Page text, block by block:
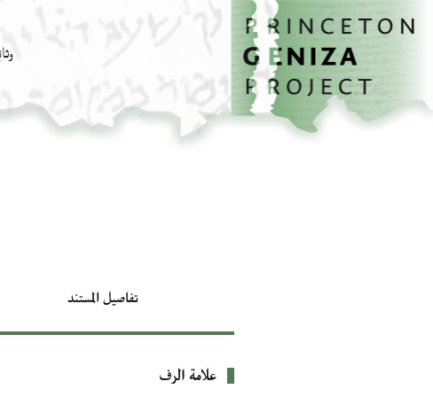
تخطي إلى المحتوى الرئيسي
الصفحة الرئيسية
تفاصيل المستند
بيانات التعريف
علامة الرف